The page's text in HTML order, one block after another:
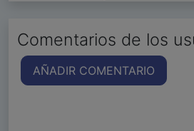
Comentarios de los
AÑADIR COMENTARIO